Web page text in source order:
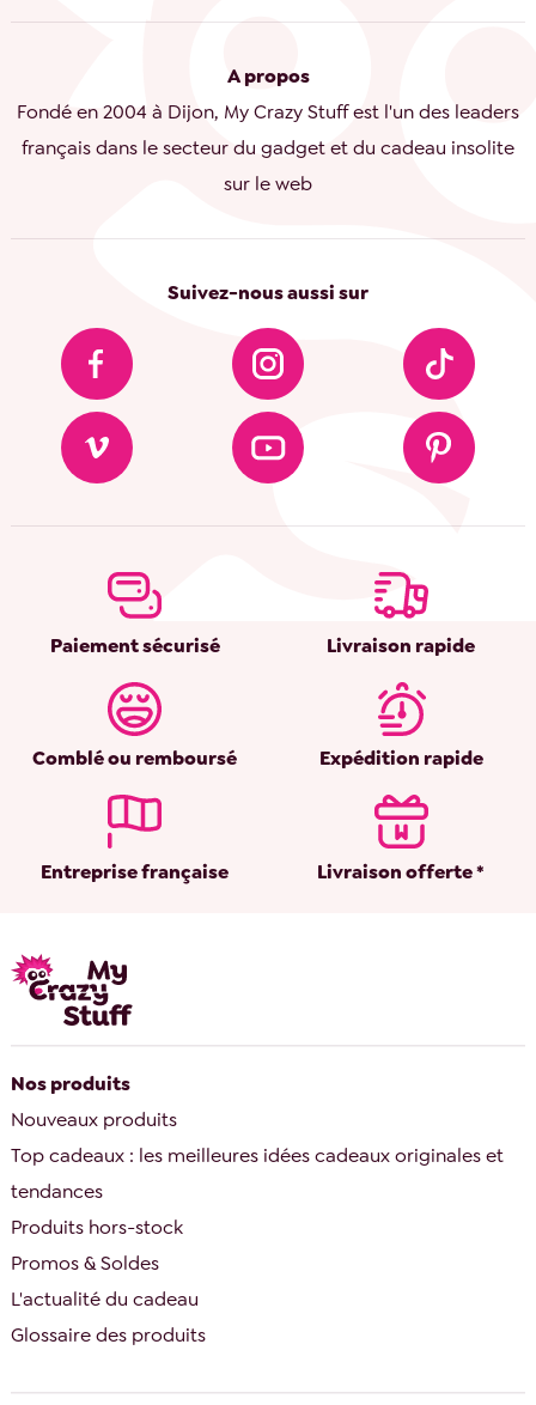
A propos
Fondé en 2004 à Dijon, My Crazy Stuff est l'un des leaders
français dans le secteur du gadget et du cadeau insolite
sur le web
Suivez-nous aussi sur
Paiement sécurisé Livraison rapide
Comblé ou remboursé Expédition rapide
Entreprise française Livraison offerte *
Nos produits
Nouveaux produits
Top cadeaux : les meilleures idées cadeaux originales et
tendances
Produits hors-stock
Promos & Soldes
L'actualité du cadeau
Glossaire des produits